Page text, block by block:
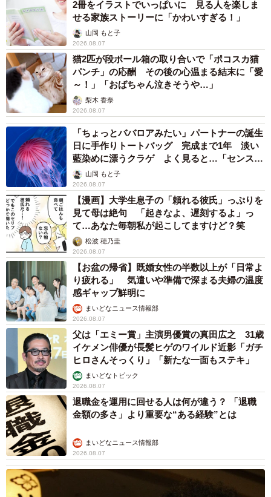
2冊をイラストでいっぱいに 見る人を楽しま
せる家族ストーリーに「かわいすぎる！」
山岡 もと子
2026.08.07
猫2匹が段ボール箱の取り合いで「ポコスカ猫
パンチ」の応酬 その後の心温まる結末に「愛
～！」「おばちゃん泣きそうや…」
梨木 香奈
2026.08.07
「ちょっとババロアみたい」パートナーの誕生
日に手作りトートバッグ 完成まで1年 淡い
藍染めに漂うクラゲ よく見ると…「センスす
ごい」山岡 もと子
2026.08.07
【漫画】大学生息子の「頼れる彼氏」っぷりを
見て母は絶句 「起きなよ、遅刻するよ」っ
て…あなた毎朝私が起こしてますけど？笑
松波 穂乃圭
2026.08.07
【お盆の帰省】既婚女性の半数以上が「日常よ
り疲れる」 気遣いや準備で深まる夫婦の温度
感ギャップ鮮明に
まいどなニュース情報部
2026.08.07
父は「エミー賞」主演男優賞の真田広之 31歳
イケメン俳優が長髪ヒゲのワイルド近影「ガチ
ヒロさんそっくり」「新たな一面もステキ」
まいどなトピック
2026.08.07
退職金を運用に回せる人は何が違う？ 「退職
金額の多さ」より重要な“ある経験”とは
まいどなニュース情報部
2026.08.07